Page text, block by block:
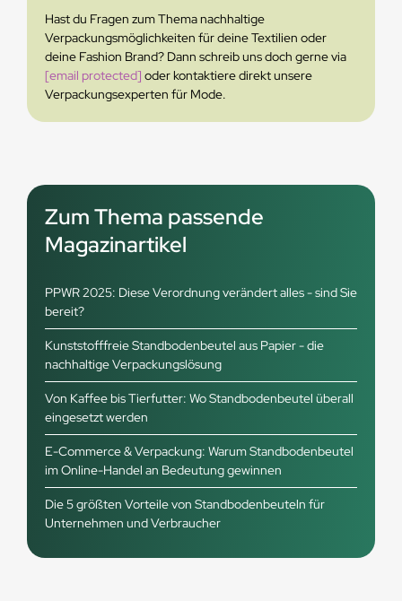
Hast du Fragen zum Thema nachhaltige
Verpackungsmöglichkeiten für deine Textilien oder
deine Fashion Brand? Dann schreib uns doch gerne via
[email protected] oder kontaktiere direkt unsere
Verpackungsexperten für Mode.
Zum Thema passende
Magazinartikel
PPWR 2025: Diese Verordnung verändert alles - sind Sie
bereit?
Kunststofffreie Standbodenbeutel aus Papier - die
nachhaltige Verpackungslösung
Von Kaffee bis Tierfutter: Wo Standbodenbeutel überall
eingesetzt werden
E-Commerce & Verpackung: Warum Standbodenbeutel
im Online-Handel an Bedeutung gewinnen
Die 5 größten Vorteile von Standbodenbeuteln für
Unternehmen und Verbraucher